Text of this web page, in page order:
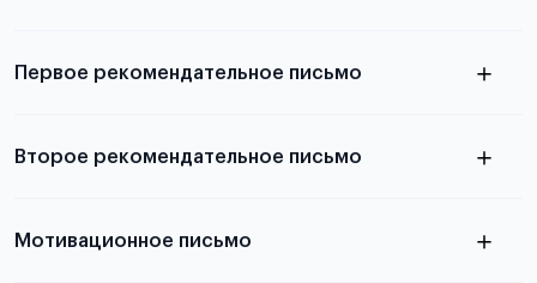
выезда
Первое рекомендательное письмо
письма
Второе рекомендательное письмо
Мотивационное письмо